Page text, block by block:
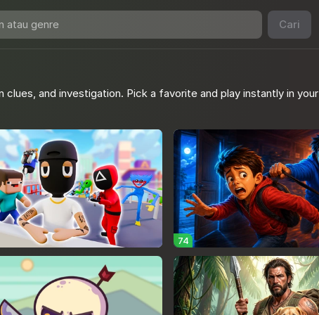
Cari
and investigation. Pick a favorite and play instantly in your
74